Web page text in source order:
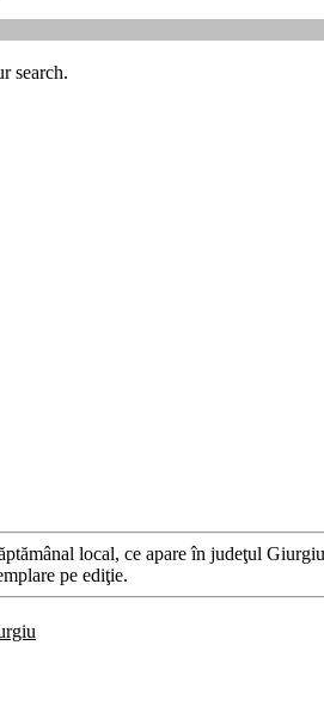
search.
local, ce apare în judeţul
pe ediţie.